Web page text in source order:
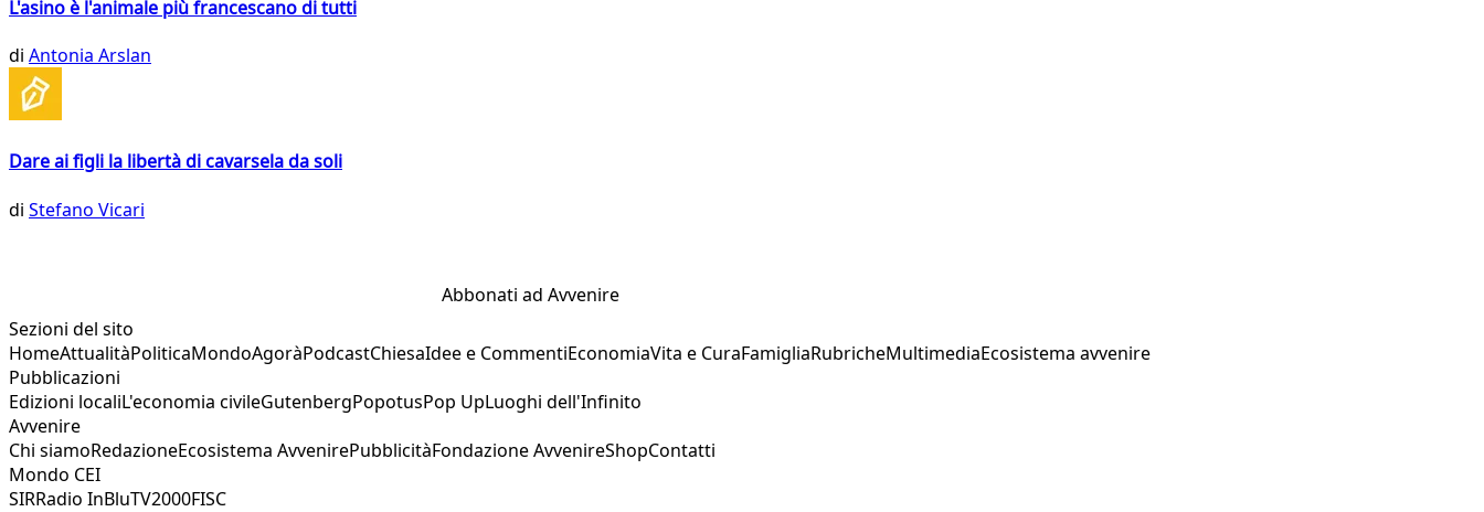
L'asino è l'animale più francescano di tutti
di Antonia Arslan
Dare ai figli la libertà di cavarsela da soli
di Stefano Vicari
Abbonati ad Avvenire
Sezioni del sito
HomeAttualitàPoliticaMondoAgoràPodcastChiesaIdee e CommentiEconomiaVita e CuraFamigliaRubricheMultimediaEcosistema avvenire
Pubblicazioni
Edizioni localiL'economia civileGutenbergPopotusPop UpLuoghi dell'Infinito
Avvenire
Chi siamoRedazioneEcosistema AvvenirePubblicitàFondazione AvvenireShopContatti
Mondo CEI
SIRRadio InBluTV2000FISC